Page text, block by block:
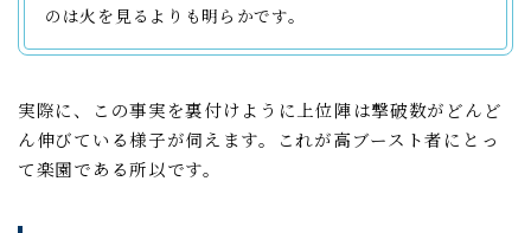
のは火を見るよりも明らかです。
実際に、この事実を裏付けように上位陣は撃破数がどんど
ん伸びている様子が伺えます。これが高ブースト者にとっ
て楽園である所以です。